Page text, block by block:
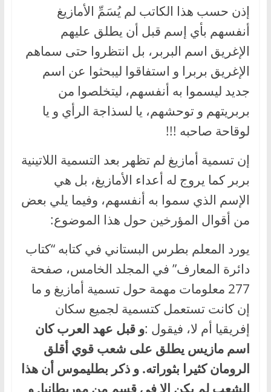
إذن حسب هذا الكاتب لم يُسَمِّ الأمازيغ
أنفسهم بأي إسم قبل أن يطلق عليهم
الإغريق اسم البربر، بل انتظروا حتى سماهم
الإغريق بربرا و استفاقوا ليبحثوا عن اسم
جديد ليسموا به أنفسهم، ليتخلصوا من
بربريتهم و توحشهم، يا لسذاجة الرأي و يا
لوقاحة صاحبه !!!
إن تسمية أمازيغ لم تظهر بعد التسمية اللاتينية
بربر كما يروج له أعداء الأمازيغ، بل هي
الإسم الذي سموا به أنفسهم، وفيما يلي بعض
من أقوال المؤرخين حول هذا الموضوع:
يورد المعلم بطرس البستاني في كتابه “كتاب
دائرة المعارف” في المجلد الخامس، صفحة
277 معلومات مهمة حول تسمية أمازيغ و ما
إن كانت تستعمل كتسمية لجميع سكان
إفريقيا أم لا، فيقول :و قبل عهد العرب كان
اسم مازيس يطلق على شعب قوي أقلق
الرومان كثيرا بثوراته. و ذكر بطليموس أن هذا
الشعب لم يكن إلا في قسم من موريطانيا. و